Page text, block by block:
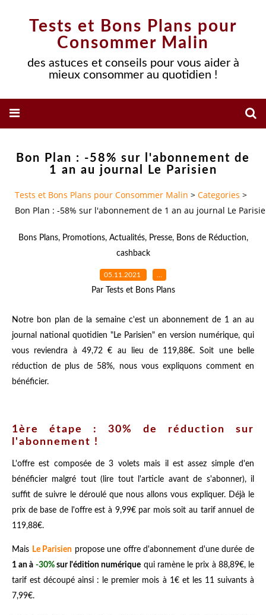
Tests et Bons Plans pour
Consommer Malin
des astuces et conseils pour vous aider à
mieux consommer au quotidien !
Bon Plan : -58% sur l'abonnement de
1 an au journal Le Parisien
Tests et Bons Plans pour Consommer Malin > Categories >
Bon Plan : -58% sur l'abonnement de 1 an au journal Le
Bons Plans, Promotions, Actualités, Presse, Bons de Réduction,
cashback
05.11.2021 …
Par Tests et Bons Plans
Notre bon plan de la semaine c'est un abonnement de 1 an au
journal national quotidien "Le Parisien" en version numérique, qui
vous reviendra à 49,72 € au lieu de 119,88€. Soit une belle
réduction de plus de 58%, nous vous expliquons comment en
bénéficier.
1ère étape : 30% de réduction sur
l'abonnement !
L'offre est composée de 3 volets mais il est assez simple d'en
bénéficier malgré tout (lire tout l'article avant de s'abonner), il
suffit de suivre le déroulé que nous allons vous expliquer. Déjà le
prix de base de l'offre est à 9,99€ par mois soit au tarif annuel de
119,88€.
Mais Le Parisien propose une offre d'abonnement d'une durée de
1 an à -30%sur l'édition numérique qui ramène le prix à 88,89€, le
tarif est découpé ainsi : le premier mois à 1€ et les 11 suivants à
7,99€.